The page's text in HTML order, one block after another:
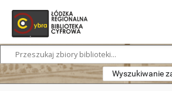
Wyszukiwanie